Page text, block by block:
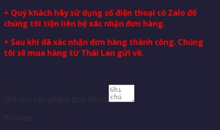
+ Quý khách hãy sử dụng số điện thoại có Zalo để
chúng tôi tiện liên hệ xác nhận đơn hàng.
+ Sau khi đã xác nhận đơn hàng thành công. Chúng
tôi sẽ mua hàng từ Thái Lan gửi về.